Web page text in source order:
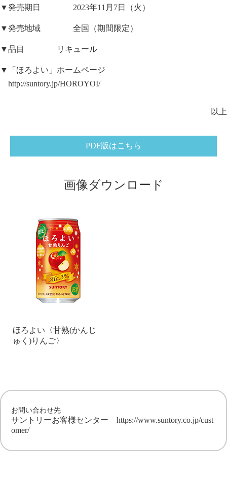
▼発売期日 2023年11月7日（火）
▼発売地域 全国（期間限定）
▼品目 リキュール
▼「ほろよい」ホームページ
http://suntory.jp/HOROYOI/
以上
PDF版はこちら
画像ダウンロード
ほろよい〈甘熟(かんじ
ゅく)りんご〉
お問い合わせ先
サントリーお客様センター https://www.suntory.co.jp/cust
omer/